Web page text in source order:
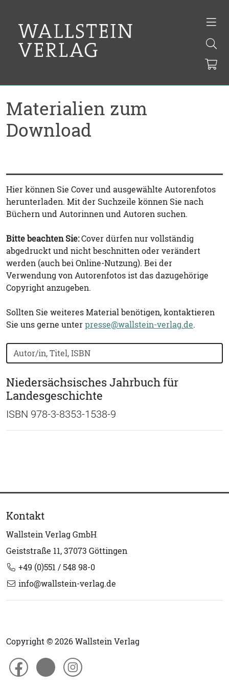
Materialien zum
Download
Hier können Sie Cover und ausgewählte Autorenfotos
herunterladen. Mit der Suchzeile können Sie nach
Büchern und Autorinnen und Autoren suchen.
Bitte beachten Sie:Cover dürfen nur vollständig
abgedruckt und nicht beschnitten oder verändert
werden (auch bei Online-Nutzung). Bei der
Verwendung von Autorenfotos ist das dazugehörige
Copyright anzugeben.
Sollten Sie weiteres Material benötigen, kontaktieren
Sie uns gerne unterpresse@wallstein-verlag.de.
Bücher nach Buchtitel, Autorennamen oder ISBN
Niedersächsisches Jahrbuch für
Landesgeschichte
ISBN 978-3-8353-1538-9
Kontakt
Wallstein Verlag GmbH
Geiststraße 11, 37073 Göttingen
+49 (0)551 / 548 98-0
info@wallstein-verlag.de
Copyright © 2026 Wallstein Verlag